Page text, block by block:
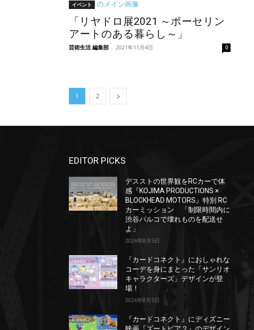
イベント
「リヤドロ展2021 ～ポーセリン
アートのある暮らし～」
芸術生活 編集部 - 2021年11月4日 0
1 2
EDITOR PICKS
デスストの世界観をRCカーで体
感『KOJIMA PRODUCTIONS ×
BLOCKHEAD MOTORS』特別 RC
カーミッション 「制限時間内に
渋谷パルコで壊れものを配送せ
よ」
2026年8月5日
『カードコネクト』におしゃれな
コーデを身にまとった「サンリオ
キャラクターズ」デザインが登
場！
2026年8月5日
『カードコネクト』にディズニー